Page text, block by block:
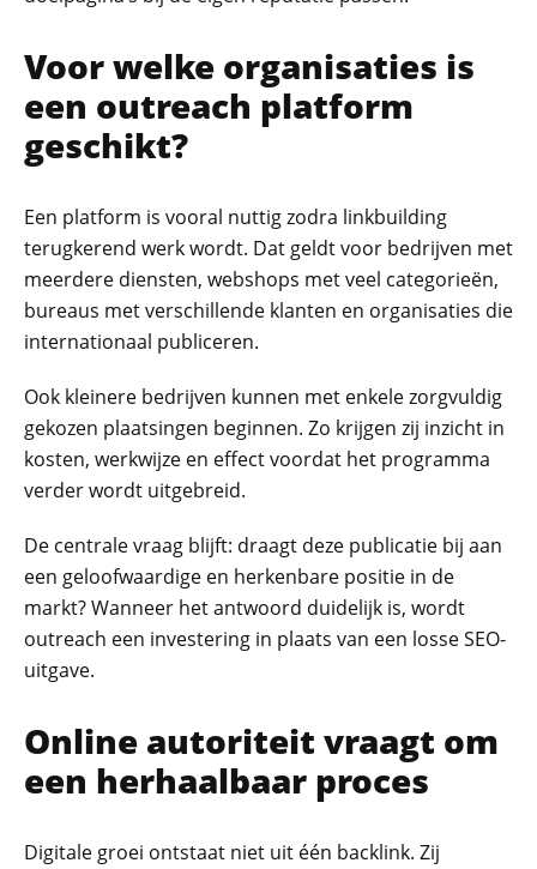
Voor welke organisaties is
een outreach platform
geschikt?
Een platform is vooral nuttig zodra linkbuilding
terugkerend werk wordt. Dat geldt voor bedrijven met
meerdere diensten, webshops met veel categorieën,
bureaus met verschillende klanten en organisaties die
internationaal publiceren.
Ook kleinere bedrijven kunnen met enkele zorgvuldig
gekozen plaatsingen beginnen. Zo krijgen zij inzicht in
kosten, werkwijze en effect voordat het programma
verder wordt uitgebreid.
De centrale vraag blijft: draagt deze publicatie bij aan
een geloofwaardige en herkenbare positie in de
markt? Wanneer het antwoord duidelijk is, wordt
outreach een investering in plaats van een losse SEO-
uitgave.
Online autoriteit vraagt om
een herhaalbaar proces
Digitale groei ontstaat niet uit één backlink. Zij